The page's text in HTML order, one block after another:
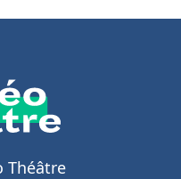
Théâtre